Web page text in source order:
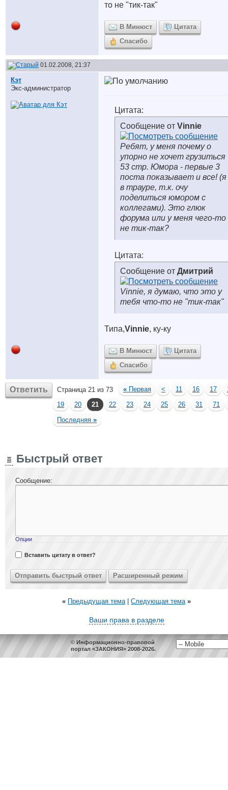
то не "тик-так"
В Минюст
Цитата
Спасибо
01.02.2008, 21:37
Кэт
Экс-администратор
Цитата:
Сообщение от Vinnie
Ребят, у меня почему о
упорно не хочет грузиться
53 стр. Юмора - первые 3
поста показывает и все! (я
в трауре, т.к. очу
поделиться юмором с
коллегами). Это глюк
форума или у меня чего-то
не тик-так?
Цитата:
Сообщение от Дмитрий
Vinnie, я думаю, что это у
тебя что-то не "тик-так"
Типа,Vinnie, ку-ку
В Минюст
Цитата
Спасибо
Ответить Страница 21 из 73 « Первая < 11 16 17
19
20 21 22 23 24 25 26 31
71
Последняя »
Быстрый ответ
Сообщение:
Опции
Вставить цитату в ответ?
« Предыдущая тема| Следующая тема »
Ваши права в разделе
© Информационно-правовой
портал «ЗАКОНИЯ» 2008-2026.